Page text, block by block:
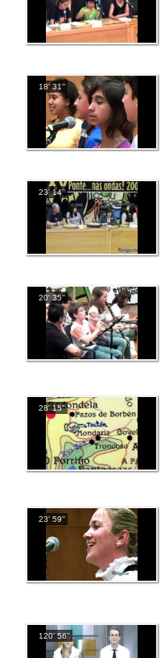
18' 31''
23' 14''
20' 35''
28' 15''
23' 59''
120' 56''